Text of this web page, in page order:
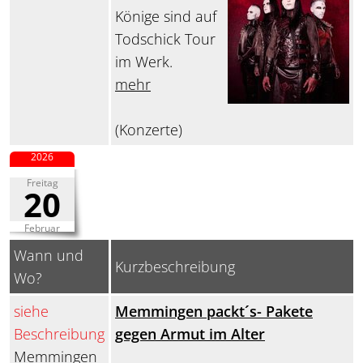
Könige sind auf
Todschick Tour
im Werk.
mehr
(Konzerte)
Freitag
20
Februar
2026
Wann und
Wo?
Kurzbeschreibung
siehe
Beschreibung
Memmingen
Memmingen packt´s- Pakete
gegen Armut im Alter